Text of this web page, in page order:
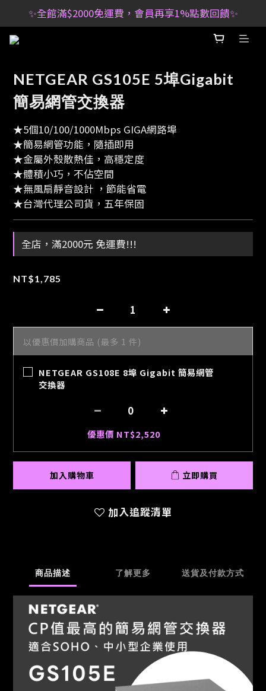
✨全館滿$2000免運費，會員再享1%點數回饋✨
NETGEAR GS105E 5埠Gigabit
簡易網管交換器
★5個10/100/1000Mbps GIGA網路埠
★簡易網管功能，隨插即用
★金屬外殼散熱佳，高穩定度
★體積小巧，不佔空間
★無風扇靜音設計 ，節能省電
★台灣代理公司貨，五年保固
全店，滿2000元 免運費!!!
NT$1,785
以優惠價加購商品 (最多 1 件)
NETGEAR GS108E 8埠 Gigabit 簡易網管
交換器
優惠價 NT$2,520
加入購物車 立即購買
加入追蹤清單
商品描述 了解更多 送貨及付款方式